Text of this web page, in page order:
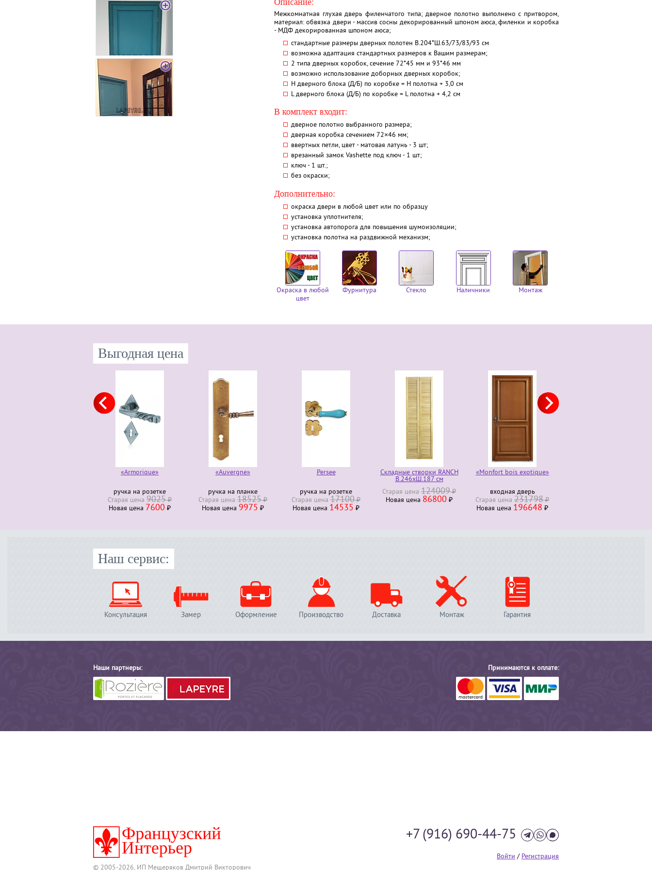
Межкомнатная глухая дверь филенчатого типа; дверное полотно выполнено с притвором,
материал: обвязка двери - массив сосны декорированный шпоном аюса, филенки и коробка
- МДФ декорированная шпоном аюса;
стандартные размеры дверных полотен В.204*Ш.63/73/83/93 см
возможна адаптация стандартных размеров к Вашим размерам;
2 типа дверных коробок, сечение 72*45 мм и 93*46 мм
возможно использование доборных дверных коробок;
H дверного блока (Д/Б) по коробке = H полотна + 3,0 см
L дверного блока (Д/Б) по коробке = L полотна + 4,2 см
В комплект входит:
дверное полотно выбранного размера;
дверная коробка сечением 72×46 мм;
ввертных петли, цвет - матовая латунь - 3 шт;
врезанный замок Vashette под ключ - 1 шт;
ключ - 1 шт.;
без окраски;
Дополнительно:
окраска двери в любой цвет или по образцу
установка уплотнителя;
установка автопорога для повышения шумоизоляции;
установка полотна на раздвижной механизм;
Окраска в любой
цвет
Фурнитура Стекло Наличники Монтаж
Выгодная цена
«Armorique»
ручка на розетке
Старая ценa9025₽
Новая ценa7600₽
«Auvergne»
ручка на планке
Старая ценa18525₽
Новая ценa9975₽
Persee
ручка на розетке
Старая ценa17100₽
Новая ценa14535₽
Складные створки RANCH
В.246хШ.187 см
Старая ценa124009₽
Новая ценa86800₽
«Monfort bois exotique»
входная дверь
Старая ценa231798₽
Новая ценa196648₽
Наш сервис:
Консультация Замер Оформление Производство Доставка Монтаж Гарантия
Наши партнеры: Принимаются к оплате:
© 2005-2026, ИП Мещеряков Дмитрий Викторович
+7 (916) 690-44-75
Войти / Регистрация